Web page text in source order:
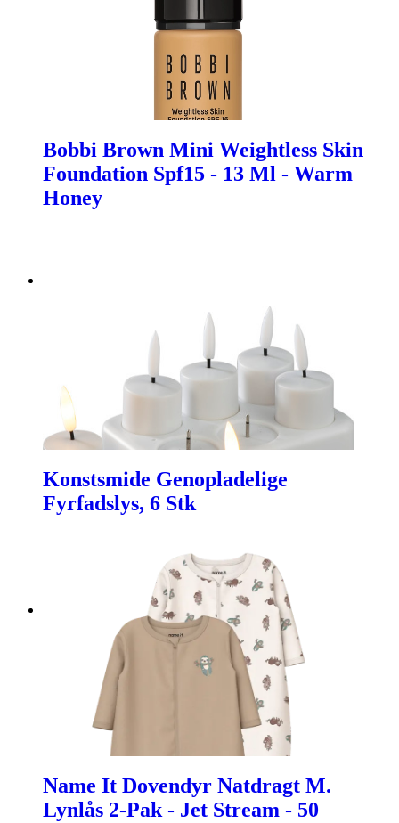
Bobbi Brown Mini Weightless Skin
Foundation Spf15 - 13 Ml - Warm
Honey
Konstsmide Genopladelige
Fyrfadslys, 6 Stk
Name It Dovendyr Natdragt M.
Lynlås 2-Pak - Jet Stream - 50